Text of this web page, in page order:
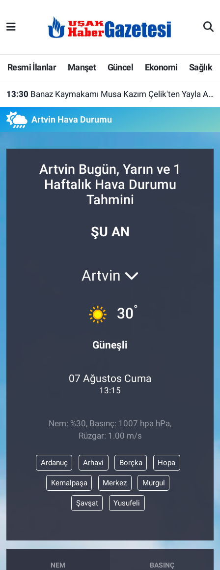
Resmi İlanlar Manşet Güncel Ekonomi Sağlık
13:30 Banaz Kaymakamı Musa Kazım Çelik'ten Yayla Akar Et Entegre Tesisi'ne Ziyaret
Artvin Hava Durumu
Artvin Bugün, Yarın ve 1
Haftalık Hava Durumu
Tahmini
ŞU AN
Artvin
30°
Güneşli
07 Ağustos Cuma
13:15
Nem: %30, Basınç: 1007 hpa hPa,
Rüzgar: 1.00 m/s
Ardanuç Arhavi Borçka Hopa
Kemalpaşa Merkez Murgul
Şavşat Yusufeli
NEM BASINÇ
E-Gazete
Ekonomi
İlanlar
Köşe Yazarları
Uşak Hava Durumu
Uşak Trafik Yoğunluk Haritası
Haber Arşivi